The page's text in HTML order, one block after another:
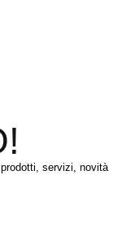
servizi, novità